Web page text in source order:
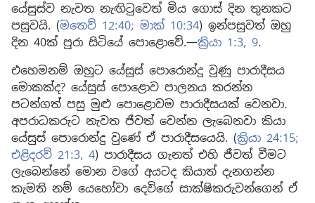
යේසුස්ව නැවත නැඟිටුවෙත් මිය ගොස් දින තුනකට
පසුවයි. (මතෙව් 12:40; මාක් 10:34) ඉන්පසුවත් ඔහු
දින 40ක් පුරා සිටියේ පොළොවේ.—ක්‍රියා 1:3, 9.
එහෙමනම් ඔහුට යේසුස් පොරොන්දු වුණු පාරාදීසය
මොකක්ද? යේසුස් පොළොව පාලනය කරන්න
පටන්ගත් පසු මුළු පොළොවම පාරාදීසයක් වෙනවා.
අපරාධකරුට නැවත ජීවත් වෙන්න ලැබෙනවා කියා
යේසුස් පොරොන්දු වුණේ ඒ පාරාදීසයෙයි. (ක්‍රියා 24:15;
එළිදරව් 21:3, 4) පාරාදීසය ගැනත් එහි ජීවත් වීමට
ලැබෙන්නේ මොන වගේ අයටද කියාත් දැනගන්න
කැමති නම් යෙහෝවා දෙවිගේ සාක්ෂිකරුවන්ගෙන් ඒ